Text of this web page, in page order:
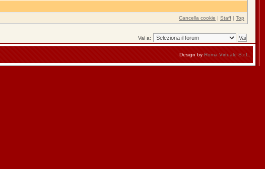
Cancella cookie | Staff | Top
Vai a:
Design by Roma Virtuale S.r.L.